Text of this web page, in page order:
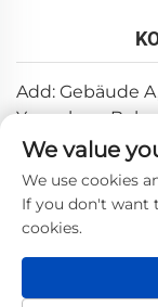
Add: Gebäude
Yuanzhou,
E-Mail:[email
Tel.: +86-0752-
We value
We use cookies
If you don't want
cookies.